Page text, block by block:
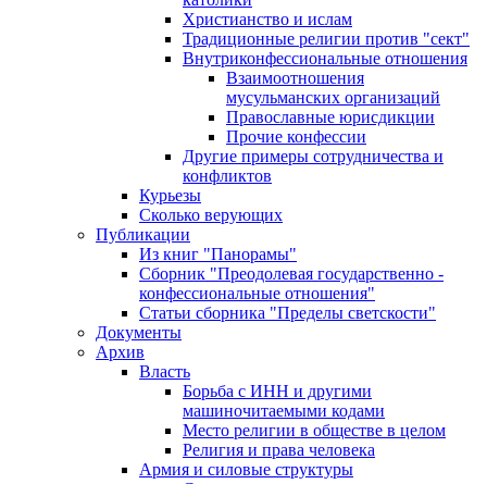
Христианство и ислам
Традиционные религии против "сект"
Внутриконфессиональные отношения
Взаимоотношения
мусульманских организаций
Православные юрисдикции
Прочие конфессии
Другие примеры сотрудничества и
конфликтов
Курьезы
Сколько верующих
Публикации
Из книг "Панорамы"
Сборник "Преодолевая государственно -
конфессиональные отношения"
Статьи сборника "Пределы светскости"
Документы
Архив
Власть
Борьба с ИНН и другими
машиночитаемыми кодами
Место религии в обществе в целом
Религия и права человека
Армия и силовые структуры